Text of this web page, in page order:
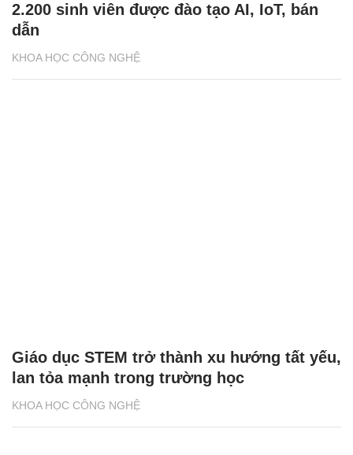
KHOA HỌC CÔNG NGHỆ
2.200 sinh viên được đào tạo AI, IoT, bán
dẫn
KHOA HỌC CÔNG NGHỆ
Giáo dục STEM trở thành xu hướng tất yếu,
lan tỏa mạnh trong trường học